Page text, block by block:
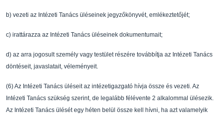
b) vezeti az Intézeti Tanács üléseinek jegyzőkönyvét, emlékeztetőjét;
c) irattárazza az Intézeti Tanács üléseinek dokumentumait;
d) az arra jogosult személy vagy testület részére továbbítja az Intézeti Tanács
döntéseit, javaslatait, véleményeit.
(6)Az Intézeti Tanács üléseit az intézetigazgató hívja össze és vezeti. Az
Intézeti Tanács szükség szerint, de legalább félévente 2 alkalommal ülésezi k.
Az Intézeti Tanács ülését egy héten belül össze kell hívni, ha azt valamelyik